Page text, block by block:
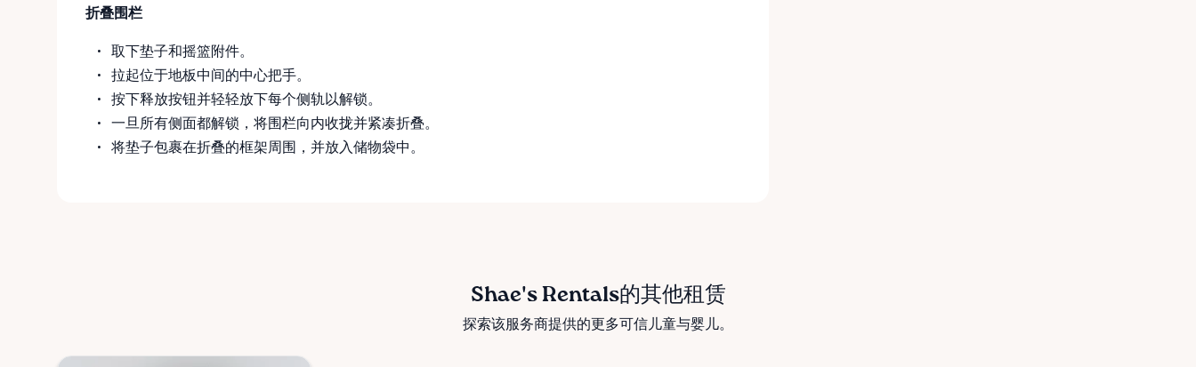
折叠围栏
取下垫子和摇篮附件。
拉起位于地板中间的中心把手。
按下释放按钮并轻轻放下每个侧轨以解锁。
一旦所有侧面都解锁，将围栏向内收拢并紧凑折叠。
将垫子包裹在折叠的框架周围，并放入储物袋中。
Shae's Rentals的其他租赁
探索该服务商提供的更多可信儿童与婴儿。